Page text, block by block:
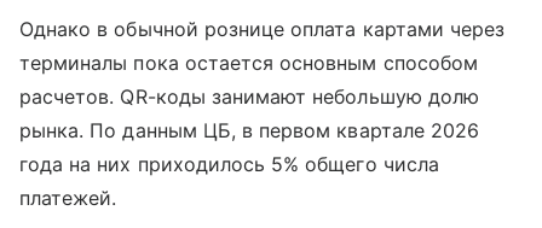
Однако в обычной рознице оплата картами через
терминалы пока остается основным способом
расчетов. QR-коды занимают небольшую долю
рынка. По данным ЦБ, в первом квартале 2026
года на них приходилось 5% общего числа
платежей.